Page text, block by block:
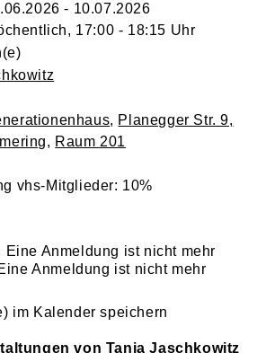
- 10.07.2026
17:00 - 18:15 Uhr
, Planegger Str. 9,
, Raum 201
vhs-Mitglieder: 10%
Anmeldung ist nicht mehr
im Kalender speichern
von TanjaJaschkowitz